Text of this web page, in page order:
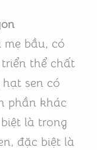
bầu, có
thể chất
sen có
phần khác
là trong
đặc biệt là